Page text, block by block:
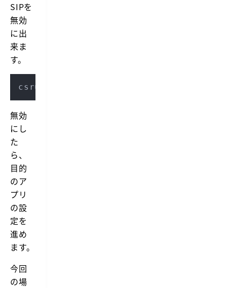
SIPを
無効
に出
来ま
す。
csrutil
無効
にし
た
ら、
目的
のア
プリ
の設
定を
進め
ます。
今回
の場